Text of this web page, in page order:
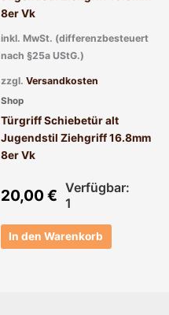
inkl. MwSt. (differenzbesteuert
nach §25a UStG.)
zzgl. Versandkosten
Shop
Türgriff Schiebetür alt
Jugendstil Ziehgriff 16.8mm
8er Vk
20,00€ Verfügbar:
1
In den Warenkorb